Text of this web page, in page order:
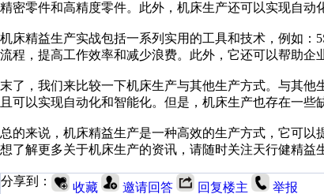
精密零件和高精度零件。此外，机床生产还可以实现自动
机床精益生产实战包括一系列实用的工具和技术，例如
流程，提高工作效率和减少浪费。此外，它还可以帮助企
末了，我们来比较一下机床生产与其他生产方式。与其
且可以实现自动化和智能化。但是，机床生产也存在一些
总的来说，机床精益生产是一种高效的生产方式，它可
想了解更多关于机床生产的资讯，请随时关注天行健精益
分享到： 收藏 邀请回答 回复楼主 举报